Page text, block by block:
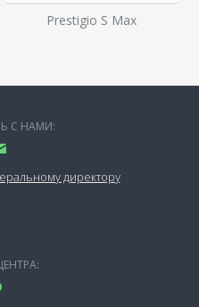
Prestigio S Max
С НАМИ:
директору